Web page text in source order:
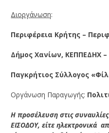
Διοργάνωση:
Περιφέρεια Κρήτης –
Δήμος Χανίων, ΚΕΠΠΕΔΗΧ
Παγκρήτιος Σύλλογος
Οργάνωση Παραγωγής:
Η προσέλευση στις
ΕΙΣΟΔΟΥ, είτε ηλεκτρονικά